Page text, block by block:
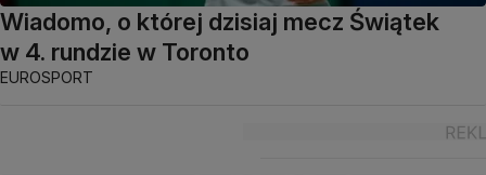
Wiadomo, o której dzisiaj mecz Świątek
w 4. rundzie w Toronto
EUROSPORT